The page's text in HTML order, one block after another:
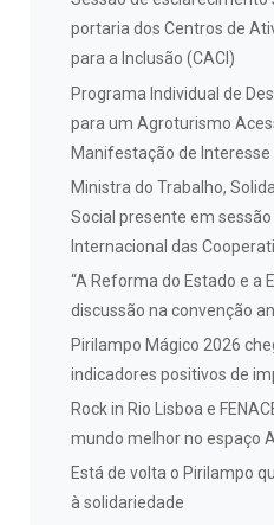
portaria dos Centros de
para a Inclusão (CACI)
Programa Individual de
para um Agroturismo
Manifestação de Interesse
Ministra do Trabalho,
Social presente em
Internacional das
“A Reforma do Estado e a
discussão na convenção
Pirilampo Mágico 2026
indicadores positivos de
Rock in Rio Lisboa e
mundo melhor no espaço
Está de volta o Pirilampo
à solidariedade